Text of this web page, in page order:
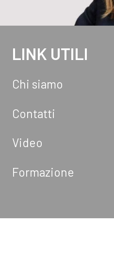
LINK UTILI
Chi siamo
Contatti
Video
Formazione